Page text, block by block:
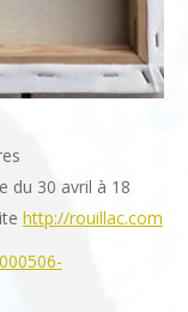
du 30 avril à 18
http://rouillac.com